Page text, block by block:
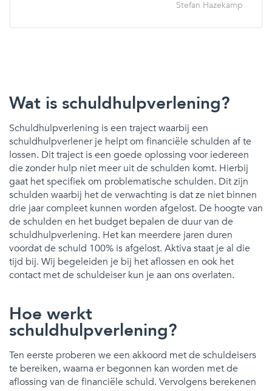
Stefan Hazekamp
Wat is schuldhulpverlening?
Schuldhulpverlening is een traject waarbij een
schuldhulpverlener je helpt om financiële schulden af te
lossen. Dit traject is een goede oplossing voor iedereen
die zonder hulp niet meer uit de schulden komt. Hierbij
gaat het specifiek om problematische schulden. Dit zijn
schulden waarbij het de verwachting is dat ze niet binnen
drie jaar compleet kunnen worden afgelost. De hoogte van
de schulden en het budget bepalen de duur van de
schuldhulpverlening. Het kan meerdere jaren duren
voordat de schuld 100% is afgelost. Aktiva staat je al die
tijd bij. Wij begeleiden je bij het aflossen en ook het
contact met de schuldeiser kun je aan ons overlaten.
Hoe werkt
schuldhulpverlening?
Ten eerste proberen we een akkoord met de schuldeisers
te bereiken, waarna er begonnen kan worden met de
aflossing van de financiële schuld. Vervolgens berekenen